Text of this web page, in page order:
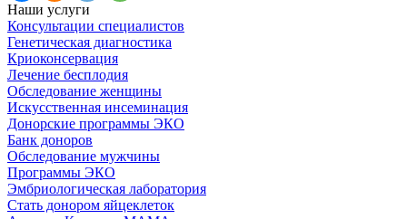
Наши услуги
Консультации специалистов
Генетическая диагностика
Криоконсервация
Лечение бесплодия
Обследование женщины
Искусственная инсеминация
Донорские программы ЭКО
Банк доноров
Обследование мужчины
Программы ЭКО
Эмбриологическая лаборатория
Стать донором яйцеклеток